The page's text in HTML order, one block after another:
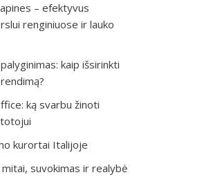
– efektyvus
renginiuose ir lauko
kaip išsirinkti
ką svarbu žinoti
kurortai Italijoje
mitai, suvokimas ir realybė